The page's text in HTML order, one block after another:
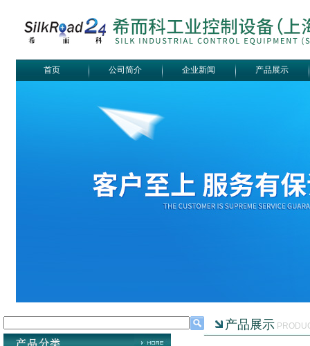
首页 公司简介 企业新闻 产品展示
产品展示